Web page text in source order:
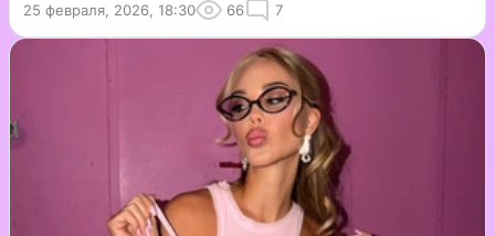
25 февраля, 2026, 18:30 66 7